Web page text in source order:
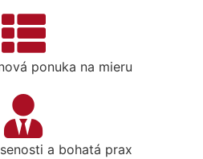
ponuka na mieru
a bohatá prax